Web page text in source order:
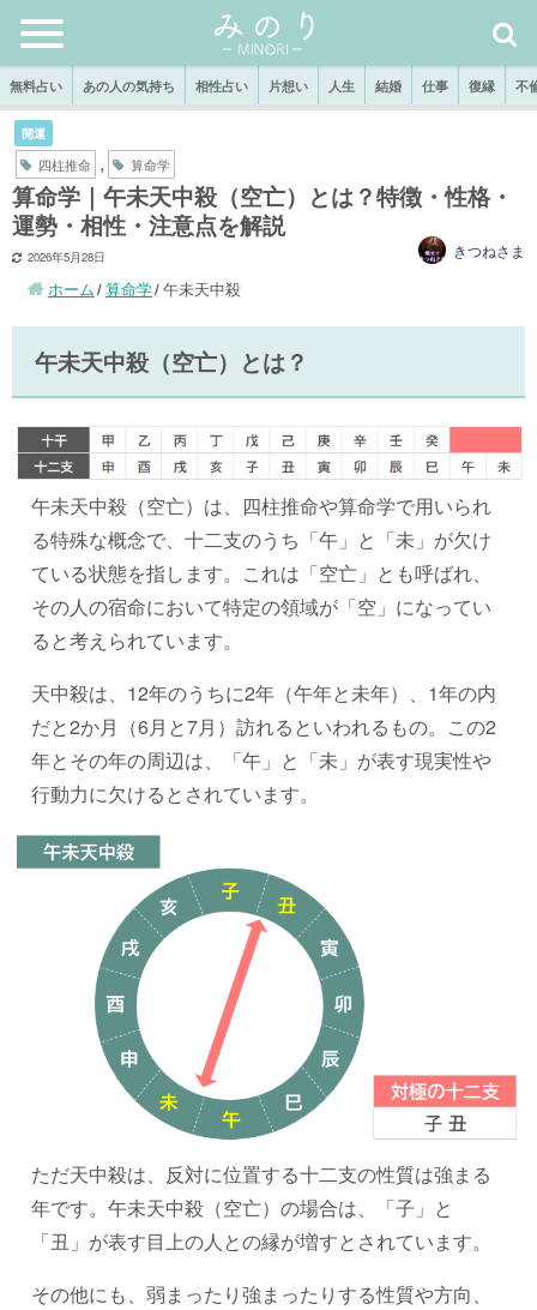
無料占い あの人の気持ち 相性占い 片想い 人生 結婚 仕事 復縁 不
開運
四柱推命 , 算命学
算命学｜午未天中殺（空亡）とは？特徴・性格・
運勢・相性・注意点を解説
2026年5月28日 きつねさま
ホーム 算命学 午未天中殺
午未天中殺（空亡）とは？
午未天中殺（空亡）は、四柱推命や算命学で用いられ
る特殊な概念で、十二支のうち「午」と「未」が欠け
ている状態を指します。これは「空亡」とも呼ばれ、
その人の宿命において特定の領域が「空」になってい
ると考えられています。
天中殺は、12年のうちに2年（午年と未年）、1年の内
だと2か月（6月と7月）訪れるといわれるもの。この2
年とその年の周辺は、「午」と「未」が表す現実性や
行動力に欠けるとされています。
ただ天中殺は、反対に位置する十二支の性質は強まる
年です。午未天中殺（空亡）の場合は、「子」と
「丑」が表す目上の人との縁が増すとされています。
その他にも、弱まったり強まったりする性質や方向、